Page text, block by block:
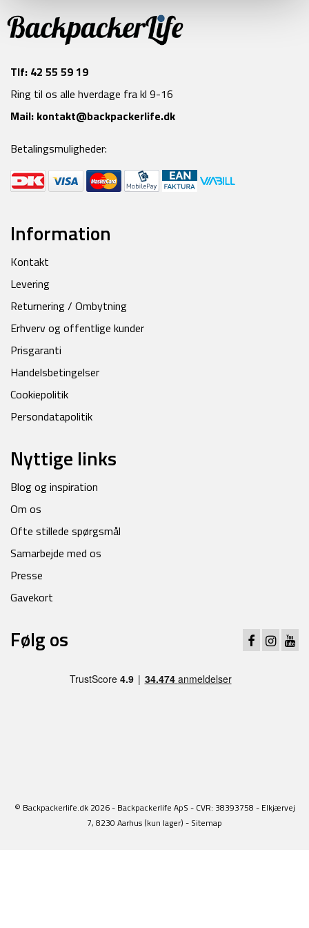
Tlf: 42 55 59 19
Ring til os alle hverdage fra kl 9-16
Mail: kontakt@backpackerlife.dk
Betalingsmuligheder:
Information
Kontakt
Levering
Returnering / Ombytning
Erhverv og offentlige kunder
Prisgaranti
Handelsbetingelser
Cookiepolitik
Persondatapolitik
Nyttige links
Blog og inspiration
Om os
Ofte stillede spørgsmål
Samarbejde med os
Presse
Gavekort
Følg os
© Backpackerlife.dk 2026 - Backpackerlife ApS - CVR: 38393758 - Elkjærvej
7, 8230 Aarhus (kun lager) - Sitemap